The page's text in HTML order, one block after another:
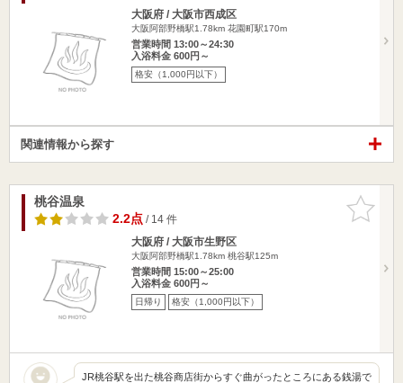
大阪府 / 大阪市西成区
大阪阿部野橋駅1.78km 花園町駅170m
営業時間 13:00～24:30
入浴料金 600円～
格安（1,000円以下）
関連情報から探す
お気に入
りに追加
桃谷温泉
2.2点/ 14 件
大阪府 / 大阪市生野区
大阪阿部野橋駅1.78km 桃谷駅125m
営業時間 15:00～25:00
入浴料金 600円～
日帰り 格安（1,000円以下）
JR桃谷駅を出た桃谷商店街からすぐ曲がったところにある銭湯で